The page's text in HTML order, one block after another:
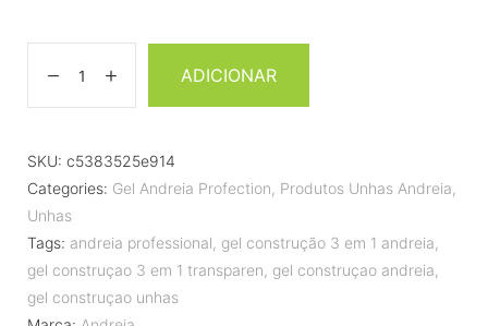
ADICIONAR
SKU: c5383525e914
Categories: Gel Andreia Profection, Produtos Unhas Andreia,
Unhas
Tags: andreia professional, gel construção 3 em 1 andreia,
gel construçao 3 em 1 transparen, gel construçao andreia,
gel construçao unhas